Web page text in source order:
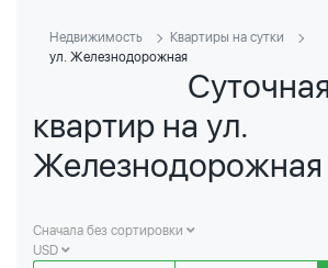
Недвижимость
Квартиры на сутки
ул. Железнодорожная
квартир на ул.
Железнодорожная
Сначала без сортировки
USD